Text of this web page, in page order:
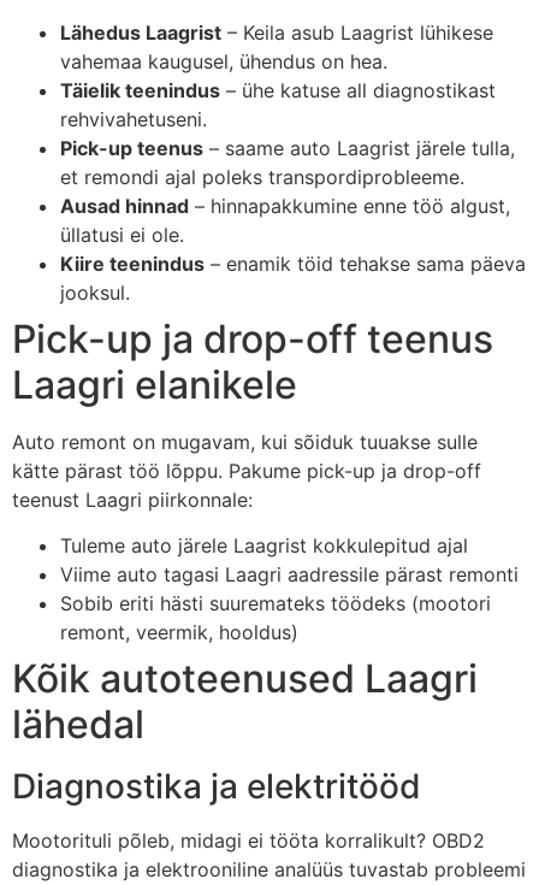
Lähedus Laagrist – Keila asub Laagrist lühikese
vahemaa kaugusel, ühendus on hea.
Täielik teenindus – ühe katuse all diagnostikast
rehvivahetuseni.
Pick-up teenus – saame auto Laagrist järele tulla,
et remondi ajal poleks transpordiprobleeme.
Ausad hinnad – hinnapakkumine enne töö algust,
üllatusi ei ole.
Kiire teenindus – enamik töid tehakse sama päeva
jooksul.
Pick-up ja drop-off teenus
Laagri elanikele
Auto remont on mugavam, kui sõiduk tuuakse sulle
kätte pärast töö lõppu. Pakume pick-up ja drop-off
teenust Laagri piirkonnale:
Tuleme auto järele Laagrist kokkulepitud ajal
Viime auto tagasi Laagri aadressile pärast remonti
Sobib eriti hästi suuremateks töödeks (mootori
remont, veermik, hooldus)
Kõik autoteenused Laagri
lähedal
Diagnostika ja elektritööd
Mootorituli põleb, midagi ei tööta korralikult? OBD2
diagnostika ja elektrooniline analüüs tuvastab probleemi